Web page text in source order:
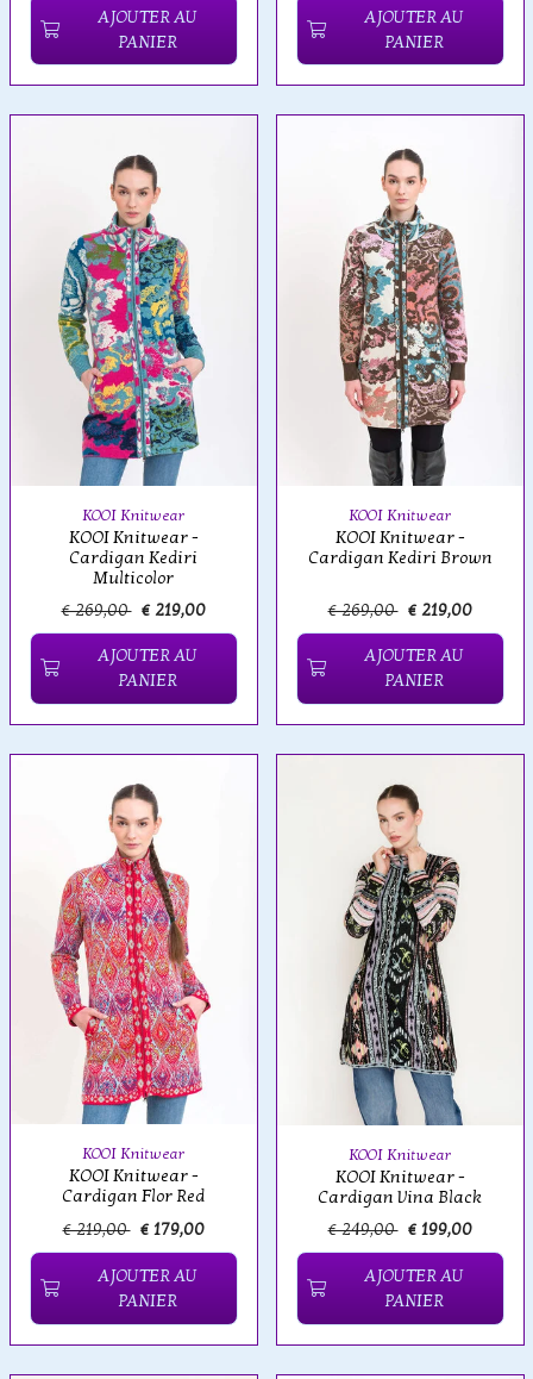
AJOUTER AU
PANIER
AJOUTER AU
PANIER
KOOI Knitwear
KOOI Knitwear -
Cardigan Kediri
Multicolor
€ 269,00 € 219,00
AJOUTER AU
PANIER
KOOI Knitwear
KOOI Knitwear -
Cardigan Kediri Brown
€ 269,00 € 219,00
AJOUTER AU
PANIER
KOOI Knitwear
KOOI Knitwear -
Cardigan Flor Red
€ 219,00 € 179,00
AJOUTER AU
PANIER
KOOI Knitwear
KOOI Knitwear -
Cardigan Vina Black
€ 249,00 € 199,00
AJOUTER AU
PANIER